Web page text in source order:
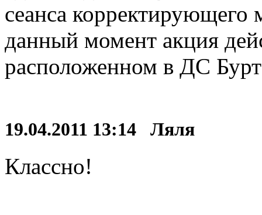
сеанса корректирующего
данный момент акция
расположенном в ДС
19.04.2011 13:14 Ляля
Классно!